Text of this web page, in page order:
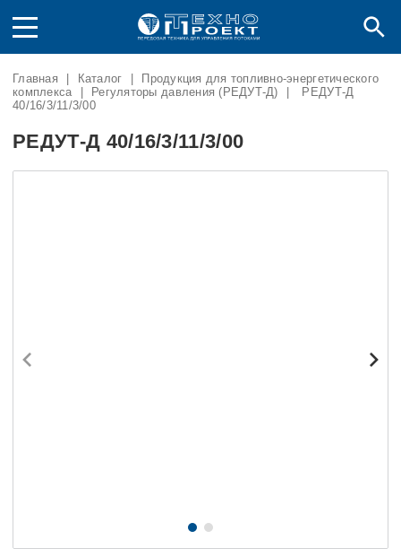
Главная Каталог
Продукция для топливно-энергетического
комплекса
Регуляторы давления (РЕДУТ-Д)
РЕДУТ-Д
40/16/3/11/3/00
РЕДУТ-Д 40/16/3/11/3/00